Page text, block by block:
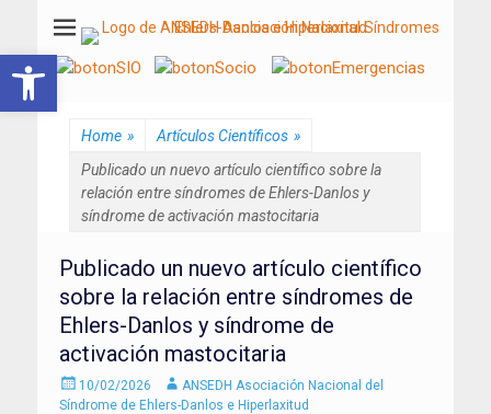
Abrir barra de herramientas
ANSEDH
Asociación Nacional del Síndrome de Ehlers-Danlos e Hiperlaxitud
Home » Artículos Científicos »
Publicado un nuevo artículo científico sobre la
relación entre síndromes de Ehlers-Danlos y
síndrome de activación mastocitaria
Publicado un nuevo artículo científico
sobre la relación entre síndromes de
Ehlers-Danlos y síndrome de
activación mastocitaria
Enviado
el
10/02/2026 AutorANSEDH Asociación Nacional del
Síndrome de Ehlers-Danlos e Hiperlaxitud